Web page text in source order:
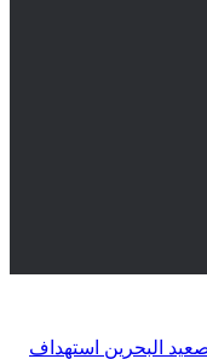
البحرين استهداف